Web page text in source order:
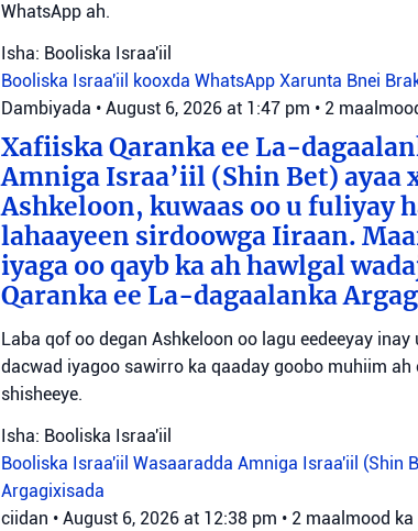
WhatsApp ah.
Isha: Booliska Israa'iil
Booliska Israa'iil kooxda WhatsApp Xarunta Bnei
Dambiyada • August 6, 2026 at 1:47 pm • 2
Xafiiska Qaranka ee La-
Amniga Israa’iil (Shin Bet) ayaa
Ashkeloon, kuwaas oo u fuliyay
lahaayeen sirdoowga Iiraan.
iyaga oo qayb ka ah hawlgal
Qaranka ee La-dagaalanka
Laba qof oo degan Ashkeloon oo lagu eedeeyay
dacwad iyagoo sawirro ka qaaday goobo muhiim
shisheeye.
Isha: Booliska Israa'iil
Booliska Israa'iil Wasaaradda Amniga Israa'iil (Shin
Argagixisada
ciidan • August 6, 2026 at 12:38 pm • 2 maalmood ka